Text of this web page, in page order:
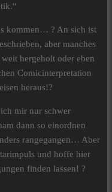
kommen… ? An sich ist
aber manches
hergeholt oder eben
Comicinterpretation
heraus!?
mir nur schwer
dann so einordnen
rangegangen… Aber
und hoffe hier
finden lassen! ?